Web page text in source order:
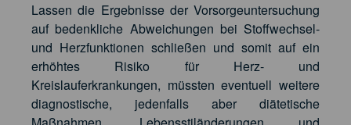
Lassen die Ergebnisse der Vorsorgeuntersuchung
auf bedenkliche Abweichungen bei Stoffwechsel-
und Herzfunktionen schließen und somit auf ein
erhöhtes Risiko für Herz- und
Kreislauferkrankungen, müssten eventuell weitere
diagnostische, jedenfalls aber diätetische